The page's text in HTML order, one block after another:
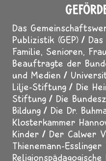
Das
Publizistik (GEP)
Familie, Senioren,
Beauftragte der
und Medien
Lilje-Stiftung
Die
Stiftung
Die
Bildung
Die Dr.
Klosterkammer
Kinder
Der Calwer
Thienemann-